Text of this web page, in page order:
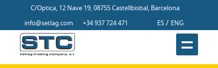
C/Optica, 12 Nave 19, 08755 Castellbisbal, Barcelona
info@setlag.com
+34 937 724 471 ES / ENG